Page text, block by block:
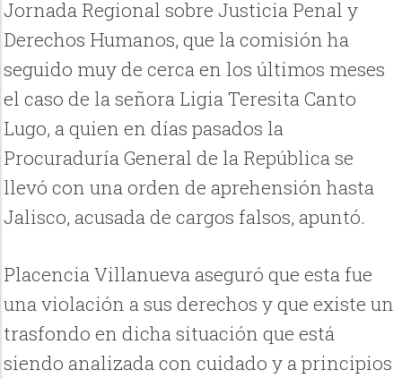
Jornada Regional sobre Justicia Penal y
Derechos Humanos, que la comisión ha
seguido muy de cerca en los últimos meses
el caso de la señora Ligia Teresita Canto
Lugo, a quien en días pasados la
Procuraduría General de la República se
llevó con una orden de aprehensión hasta
Jalisco, acusada de cargos falsos, apuntó.
Placencia Villanueva aseguró que esta fue
una violación a sus derechos y que existe un
trasfondo en dicha situación que está
siendo analizada con cuidado y a principios